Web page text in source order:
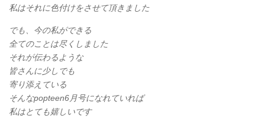
私はそれに色付けをさせて頂きました
でも、今の私ができる
全てのことは尽くしました
それが伝わるような
皆さんに少しでも
寄り添えている
そんなpopteen6月号になれていれば
私はとても嬉しいです